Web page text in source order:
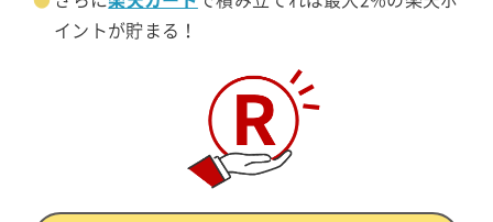
イントが貯まる！